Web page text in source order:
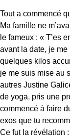
Tout a commencé
Ma famille ne
le fameux : « T’es
avant la date, je
quelques kilos
je me suis mise au
autres Justine
de yoga, pris une
commencé à faire
exos que tu
Ce fut la révélation